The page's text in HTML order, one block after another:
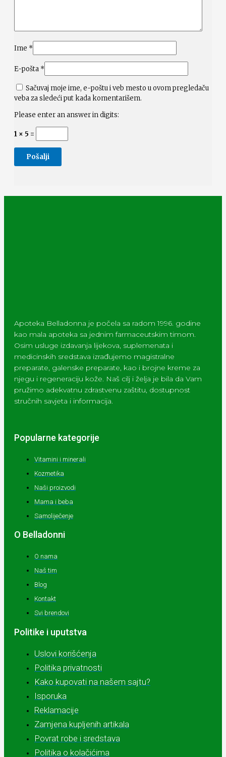
Ime *
E-pošta *
Sačuvaj moje ime, e-poštu i veb mesto u ovom pregledaču
veba za sledeći put kada komentarišem.
Please enter an answer in digits:
1 × 5 =
Apoteka Belladonna je počela sa radom 1996. godine
kao mala apoteka sa jednim farmaceutskim timom.
Osim usluge izdavanja lijekova, suplemenata i
medicinskih sredstava izrađujemo magistralne
preparate, galenske preparate, kao i brojne kreme za
njegu i regeneraciju kože. Naš cilj i želja je bila da Vam
pružimo adekvatnu zdrastvenu zaštitu, dostupnost
stručnih savjeta i informacija.
Popularne kategorije
Vitamini i minerali
Kozmetika
Naši proizvodi
Mama i beba
Samoliječenje
O Belladonni
O nama
Naš tim
Blog
Kontakt
Svi brendovi
Politike i uputstva
Uslovi korišćenja
Politika privatnosti
Kako kupovati na našem sajtu?
Isporuka
Reklamacije
Zamjena kupljenih artikala
Povrat robe i sredstava
Politika o kolačićima